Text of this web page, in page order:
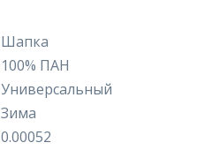
Шапка
100% ПАН
Универсальный
Зима
0.00052